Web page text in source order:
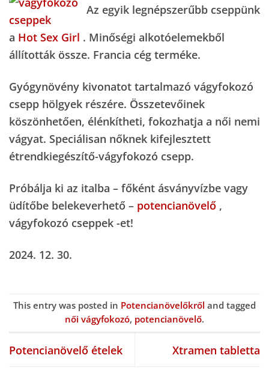
Az egyik legnépszerűbb cseppünk
a Hot Sex Girl . Minőségi alkotóelemekből
állították össze. Francia cég terméke.
Gyógynövény kivonatot tartalmazó vágyfokozó
csepp hölgyek részére. Összetevőinek
köszönhetően, élénkítheti, fokozhatja a női nemi
vágyat. Speciálisan nőknek kifejlesztett
étrendkiegészítő-vágyfokozó csepp.
Próbálja ki az italba – főként ásványvízbe vagy
üdítőbe belekeverhető – potencianövelő ,
vágyfokozó cseppek -et!
2024. 12. 30.
This entry was posted in Potencianövelőkről and tagged
női vágyfokozó, potencianövelő.
Potencianövelő ételek Xtramen tabletta